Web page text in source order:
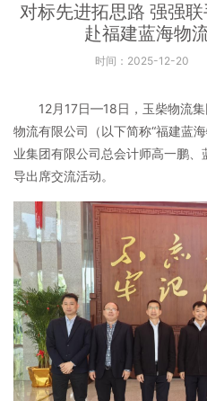
对标先进拓思路 强强
赴福建蓝海物
时间：2025-12-20
12月17日—18日，玉柴物流
物流有限公司（以下简称“福建蓝
业集团有限公司总会计师高一鹏
导出席交流活动。